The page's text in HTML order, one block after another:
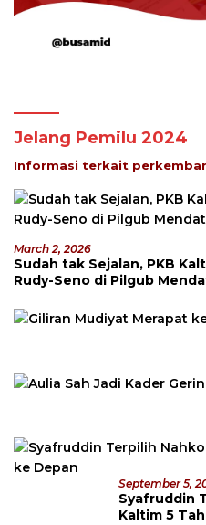
Jelang Pemilu 2024
Informasi terkait
March 2, 2026
Sudah tak Sejalan, PKB
Rudy-Seno di Pilgub
September 5,
Syafruddin
Kaltim 5